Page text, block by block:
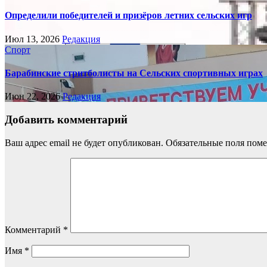
Определили победителей и призёров летних сельских игр
Июл 13, 2026 Редакция
Спорт
Барабинские стритболисты на Сельских спортивных играх
Июн 22, 2026Редакция
Добавить комментарий
Ваш адрес email не будет опубликован. Обязательные поля
Комментарий *
Имя *